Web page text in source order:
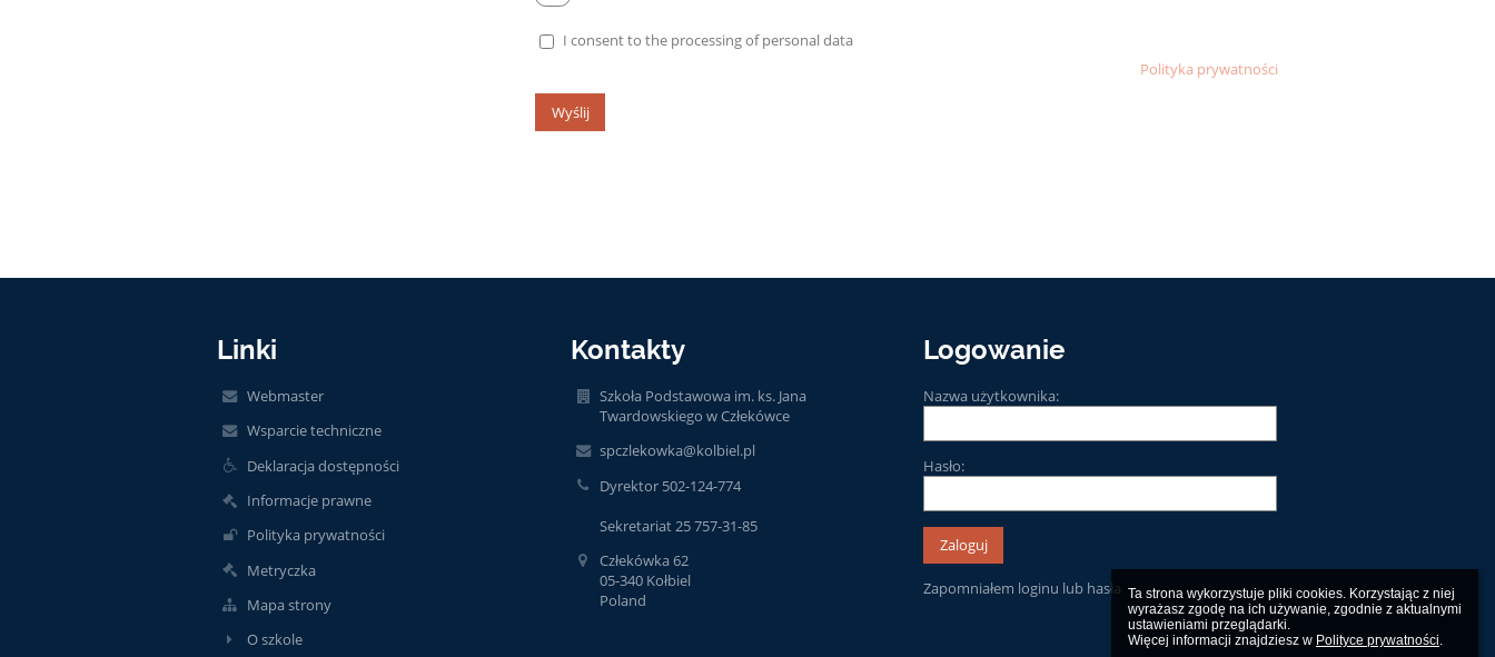
Ta strona wykorzystuje pliki cookies. Korzystając z niej
wyrażasz zgodę na ich używanie, zgodnie z aktualnymi
ustawieniami przeglądarki.
Więcej informacji znajdziesz w Polityce prywatności.
I consent to the processing of personal data
Polityka prywatności
Linki
Webmaster
Wsparcie techniczne
Deklaracja dostępności
Informacje prawne
Polityka prywatności
Metryczka
Mapa strony
O szkole
Kontakty
Szkoła Podstawowa im. ks. Jana
Twardowskiego w Człekówce
spczlekowka@kolbiel.pl
Dyrektor 502-124-774
Sekretariat 25 757-31-85
Człekówka 62
05-340 Kołbiel
Poland
Logowanie
Nazwa użytkownika:
Hasło:
Zapomniałem loginu lub hasła